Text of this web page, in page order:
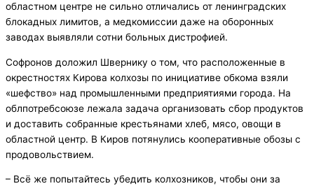
областном центре не сильно отличались от ленинградских
блокадных лимитов, а медкомиссии даже на оборонных
заводах выявляли сотни больных дистрофией.
Софронов доложил Швернику о том, что расположенные в
окрестностях Кирова колхозы по инициативе обкома взяли
«шефство» над промышленными предприятиями города. На
облпотребсоюзе лежала задача организовать сбор продуктов
и доставить собранные крестьянами хлеб, мясо, овощи в
областной центр. В Киров потянулись кооперативные обозы с
продовольствием.
– Всё же попытайтесь убедить колхозников, чтобы они за